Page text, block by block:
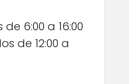
de 6:00 a 16:00
de 12:00 a